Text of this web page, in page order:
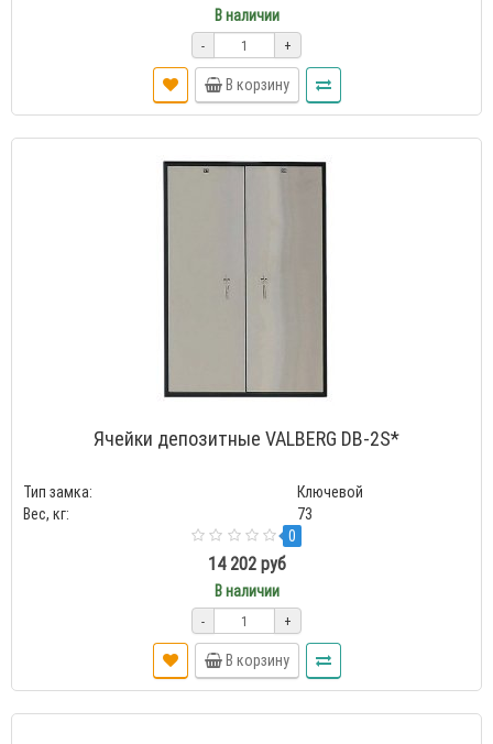
В наличии
- +
В корзину
Ячейки депозитные VALBERG DB-2S*
Тип замка:
Ключевой
Вес, кг:
73
0
14 202 руб
В наличии
- +
В корзину